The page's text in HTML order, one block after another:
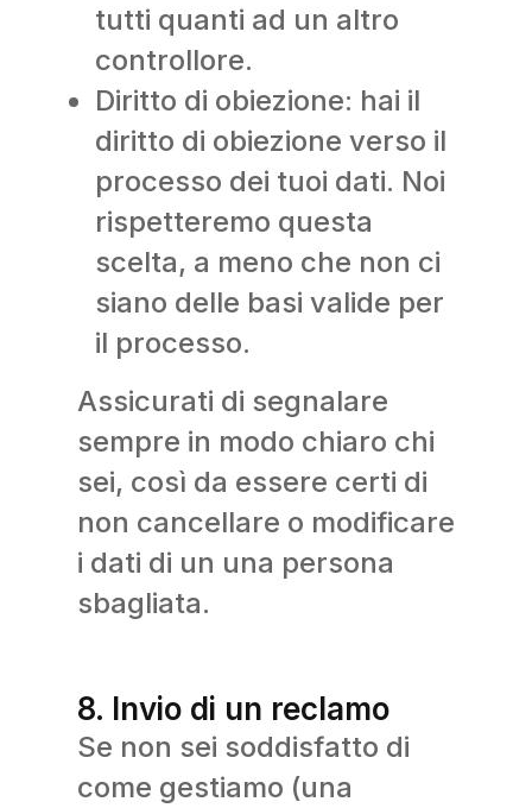
tutti quanti ad un altro
controllore.
Diritto di obiezione: hai il
diritto di obiezione verso il
processo dei tuoi dati. Noi
rispetteremo questa
scelta, a meno che non ci
siano delle basi valide per
il processo.
Assicurati di segnalare
sempre in modo chiaro chi
sei, così da essere certi di
non cancellare o modificare
i dati di un una persona
sbagliata.
8. Invio di un reclamo
Se non sei soddisfatto di
come gestiamo (una